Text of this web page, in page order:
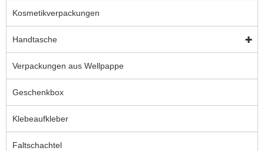
Kosmetikverpackungen
Handtasche
Verpackungen aus Wellpappe
Geschenkbox
Klebeaufkleber
Faltschachtel